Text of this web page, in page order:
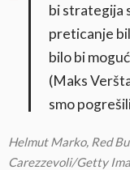
bi strategija
preticanje
bilo bi
(Maks
smo
Helmut Marko, Red
Carezzevoli/Getty